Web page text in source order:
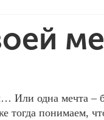
Или одна мечта –
тогда понимаем,